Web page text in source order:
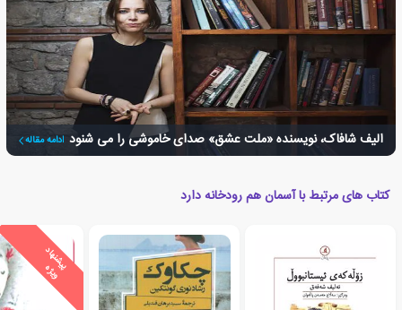
الیف شافاک، نویسنده «ملت عشق» صدای خاموشی را می شنود ادامه مقاله
کتاب های مرتبط با آسمان هم رودخانه دارد
پ
ی
ش
ن
ه
ا
د
و
ی
ژ
ه